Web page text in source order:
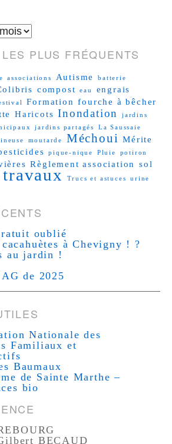
PLUS FRÉQUENTS
associations Autisme batterie
compost eau engrais
Formation fourche à bêcher
Haricots Inondation
jardins
jardins partagés
La Saussaie
moutarde Méchoui Mérite
pique-nique Pluie potiron
Règlement association sol
travaux Trucs et astuces
urine
oublié
à Chevigny ! ?
au jardin !
de 2025
Nationale des
Familiaux et
Baumaux
de Sainte Marthe –
bio
BECAUD